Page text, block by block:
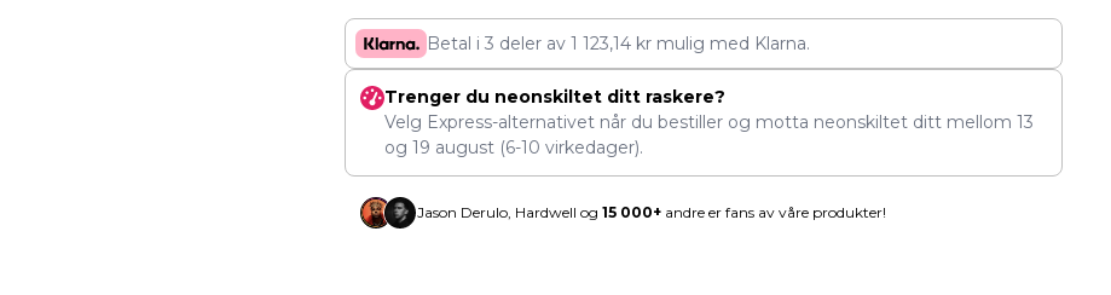
Betal i 3 deler av1 123,14 kr mulig med Klarna.
Trenger du neonskiltet ditt raskere?
Velg Express-alternativet når du bestiller og motta neonskiltet ditt mellom 13
og 19 august(6-10 virkedager).
Jason Derulo, Hardwell og 15 000+andre er fans av våre produkter!